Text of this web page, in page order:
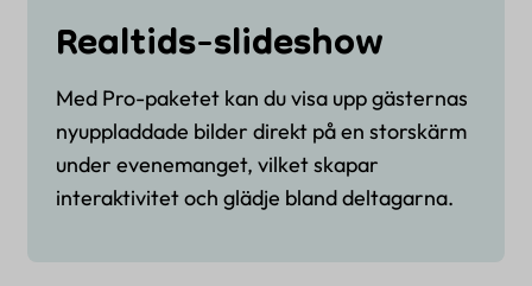
Realtids-slideshow
Med Pro-paketet kan du visa upp gästernas
nyuppladdade bilder direkt på en storskärm
under evenemanget, vilket skapar
interaktivitet och glädje bland deltagarna.